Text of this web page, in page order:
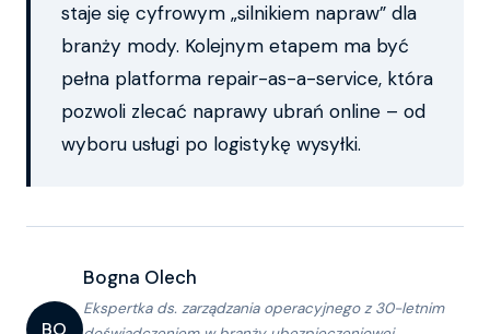
staje się cyfrowym „silnikiem napraw” dla
branży mody. Kolejnym etapem ma być
pełna platforma repair-as-a-service, która
pozwoli zlecać naprawy ubrań online – od
wyboru usługi po logistykę wysyłki.
BO
Bogna Olech
Ekspertka ds. zarządzania operacyjnego z 30-letnim